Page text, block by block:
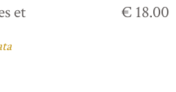
et € 18.00